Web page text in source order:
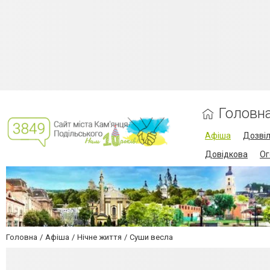
Афіша
Довідкова
Головна Афіша Нічне життя Суши весла